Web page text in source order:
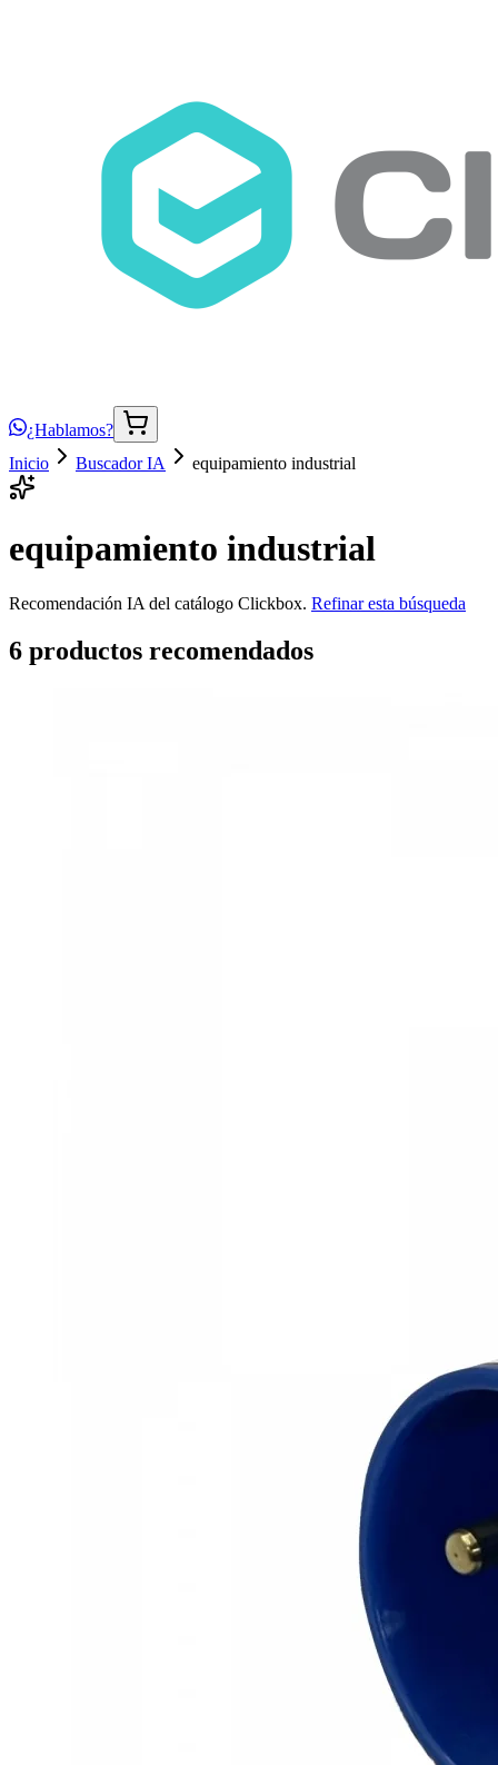
¿Hablamos?
Inicio
Buscador IA equipamiento industrial
equipamiento industrial
Recomendación IA del catálogo Clickbox. Refinar esta búsqueda
6 productos recomendados